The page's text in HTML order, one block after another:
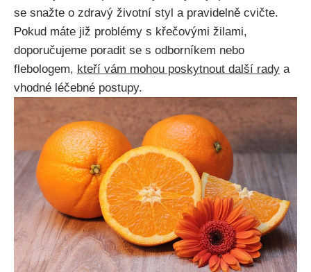
se snažte o zdravý životní ​styl a pravidelně cvičte.
Pokud máte již problémy s křečovými žilami,
doporučujeme poradit se s odborníkem ​nebo ​
flebologem, kteří vám mohou ⁤poskytnout další rady ​a
vhodné léčebné postupy.